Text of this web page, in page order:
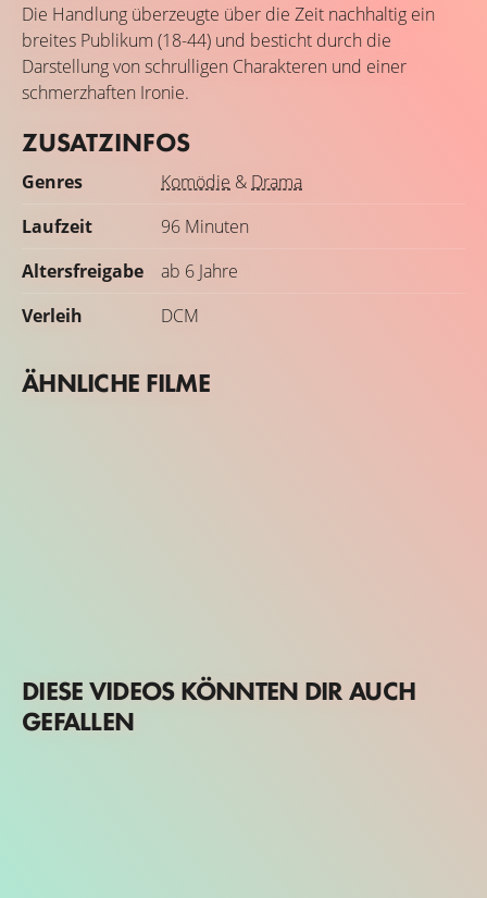
Die Handlung überzeugte über die Zeit nachhaltig ein
breites Publikum (18-44) und besticht durch die
Darstellung von schrulligen Charakteren und einer
schmerzhaften Ironie.
ZUSATZINFOS
Genres Komödie & Drama
Laufzeit
96 Minuten
Altersfreigabe
ab 6 Jahre
Verleih
DCM
ÄHNLICHE FILME
DIESE VIDEOS KÖNNTEN DIR AUCH
GEFALLEN